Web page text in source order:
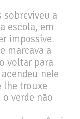
sobreviveu a
escola, em
impossível
marcava a
voltar para
nele
lhe trouxe
verde não